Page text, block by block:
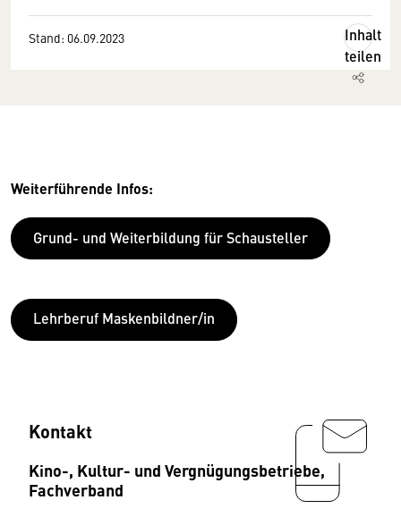
Stand: 06.09.2023
Inhalt
teilen
Weiterführende Infos:
Grund- und Weiterbildung für Schausteller
Lehrberuf Maskenbildner/in
Kontakt
Kino-, Kultur- und Vergnügungsbetriebe,
Fachverband